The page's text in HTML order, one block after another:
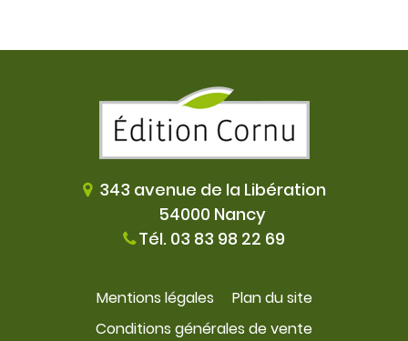
343 avenue de la Libération
54000 Nancy
Tél. 03 83 98 22 69
Mentions légales
Plan du site
Conditions générales de vente